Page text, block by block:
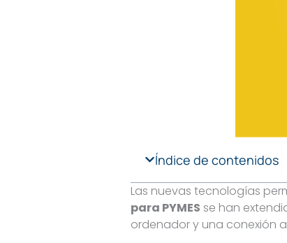
Índice de contenidos
Las nuevas tecnologías
para PYMES se han
ordenador y una conexión